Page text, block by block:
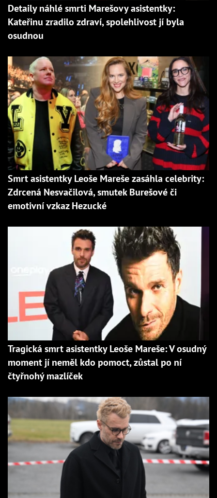
Detaily náhlé smrti Marešovy asistentky:
Kateřinu zradilo zdraví, spolehlivost jí byla
osudnou
Smrt asistentky Leoše Mareše zasáhla celebrity:
Zdrcená Nesvačilová, smutek Burešové či
emotivní vzkaz Hezucké
Tragická smrt asistentky Leoše Mareše: V osudný
moment jí neměl kdo pomoct, zůstal po ní
čtyřnohý mazlíček